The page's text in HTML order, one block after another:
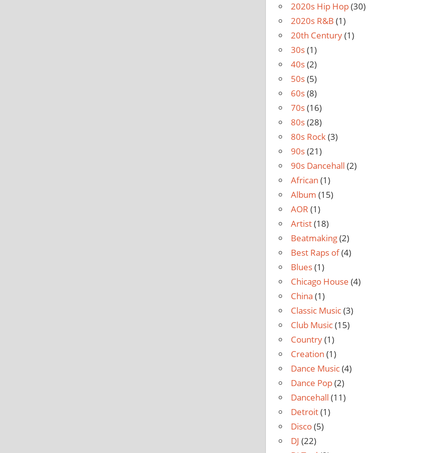
2020s Hip Hop(30)
2020s R&B (1)
20th Century(1)
30s(1)
40s(2)
50s(5)
60s(8)
70s(16)
80s(28)
80s Rock(3)
90s(21)
90s Dancehall (2)
African (1)
Album (15)
AOR (1)
Artist(18)
Beatmaking(2)
Best Raps of(4)
Blues(1)
Chicago House (4)
China (1)
Classic Music(3)
Club Music(15)
Country(1)
Creation (1)
Dance Music(4)
Dance Pop(2)
Dancehall (11)
Detroit(1)
Disco(5)
DJ (22)